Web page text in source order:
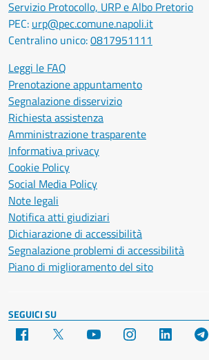
Servizio Protocollo, URP e Albo Pretorio
PEC: urp@pec.comune.napoli.it
Centralino unico:0817951111
Leggi le FAQ
Prenotazione appuntamento
Segnalazione disservizio
Richiesta assistenza
Amministrazione trasparente
Informativa privacy
Cookie Policy
Social Media Policy
Note legali
Notifica atti giudiziari
Dichiarazione di accessibilità
Segnalazione problemi di accessibilità
Piano di miglioramento del sito
SEGUICI SU
Facebook YouTube Instagram LinkedIn